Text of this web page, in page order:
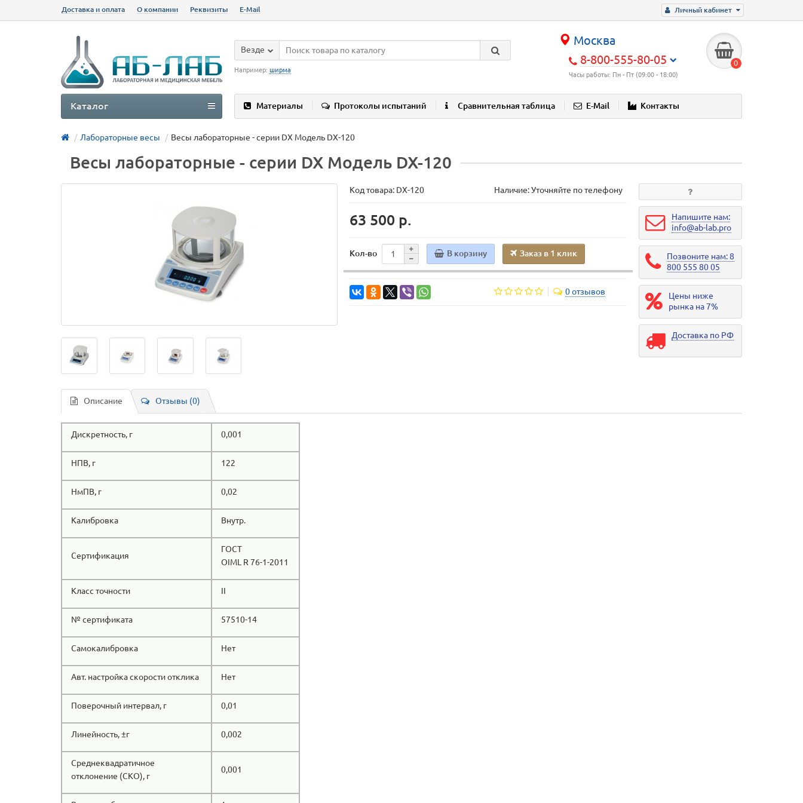
Личный кабинет
Доставка и оплата О компании Реквизиты E-Mail
Москва
8-800-555-80-05
Часы работы: Пн - Пт (09:00 - 18:00)
0
Везде
Например: ширма
Материалы Протоколы испытаний Сравнительная таблица E-Mail Контакты
Каталог
Лабораторные весы Весы лабораторные - серии DX Модель DX-120
Весы лабораторные - серии DX Модель DX-120
Код товара: DX-120 Наличие: Уточняйте по телефону
63 500 р.
Кол-во В корзину Заказ в 1 клик
0 отзывов
Напишите нам:
info@ab-lab.pro
Позвоните нам: 8
800 555 80 05
Цены ниже
рынка на 7%
Доставка по РФ
Описание Отзывы (0)
Дискретность, г 0,001
НПВ, г 122
НмПВ, г 0,02
Калибровка Внутр.
Сертификация
ГОСТ
OIML R 76-1-2011
Класс точности II
№ сертификата 57510-14
Самокалибровка Нет
Авт. настройка скорости отклика Нет
Поверочный интервал, г 0,01
Линейность, ±г 0,002
Среднеквадратичное
отклонение (СКО), г
0,001